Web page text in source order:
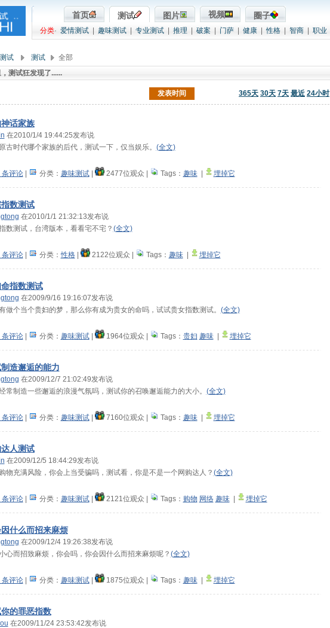
首页 测试 图片 视频 圈子
分类· 爱情测试 趣味测试 专业测试 推理 破案 门萨 健康 性格 智商 职业
试 测试 全部
测试狂发现了......
发表时间 365天 30天 7天 最近 24小时
话家族
在2010/1/4 19:44:25发布说
古时代哪个家族的后代，测试一下，仅当娱乐。 (全文)
评论| 分类： 趣味测试| 2477位观众 Tags： 趣味| 埋掉它
指数测试
在2010/1/1 21:32:13发布说
数测试，台湾版本，看看宅不宅？ (全文)
评论| 分类：性格| 2122位观众 Tags： 趣味| 埋掉它
指数测试
在2009/9/16 19:16:07发布说
做个当个贵妇的梦，那么你有成为贵女的命吗，试试贵女指数测试。 (全文)
评论| 分类： 趣味测试| 1964位观众 Tags： 贵妇 趣味| 埋掉它
造邂逅的能力
在2009/12/7 21:02:49发布说
常制造一些邂逅的浪漫气氛吗，测试你的召唤邂逅能力的大小。 (全文)
评论| 分类： 趣味测试| 7160位观众 Tags： 趣味| 埋掉它
达人测试
在2009/12/5 18:44:29发布说
物充满风险，你会上当受骗吗，测试看，你是不是一个网购达人？ (全文)
评论| 分类： 趣味测试| 2121位观众 Tags： 购物 网络 趣味| 埋掉它
什么而招来麻烦
在2009/12/4 19:26:38发布说
心而招致麻烦，你会吗，你会因什么而招来麻烦呢？ (全文)
评论| 分类： 趣味测试| 1875位观众 Tags： 趣味| 埋掉它
的罪恶指数
在2009/11/24 23:53:42发布说